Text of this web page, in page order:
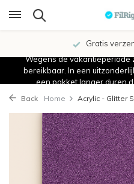
Gratis
Wegens de vakantieperiode
bereikbaar. In een
een pakket langer duren
Back Home Acrylic - Glitter